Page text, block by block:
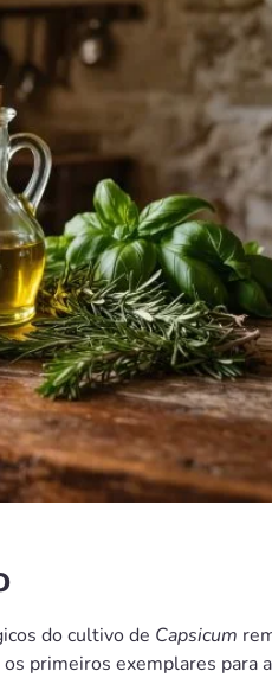
do cultivo de Capsicum
primeiros exemplares para